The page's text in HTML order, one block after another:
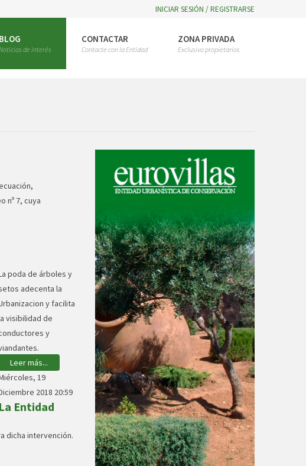
INICIAR SESIÓN / REGISTRARSE
BLOG
de interés
CONTACTAR
Contacte con la Entidad
ZONA PRIVADA
Exclusivo propietarios
nº 7, cuya
poda de árboles y
adecenta la
y facilita
visibilidad de
y
Leer más...
19
2018 20:59
La Entidad
dicha intervención.